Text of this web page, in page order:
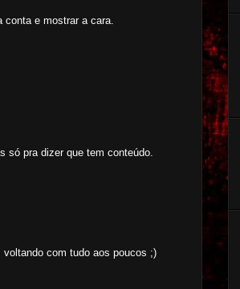
conta e mostrar a cara.
só pra dizer que tem conteúdo.
com tudo aos poucos ;)